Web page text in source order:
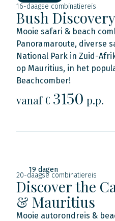
16-daagse combinatiereis
Bush
Mooie safari & beach
Panoramaroute, diverse
National Park in Zuid-
op Mauritius, in het
Beachcomber!
vanaf € 3150 p.p.
19 dagen
20-daagse combinatiereis
Discover the
& Mauritius
Mooie autorondreis &